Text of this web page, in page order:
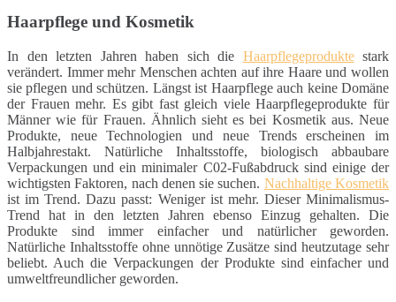
Haarpflege und Kosmetik
In den letzten Jahren haben sich die Haarpflegeproduktestark
verändert. Immer mehr Menschen achten auf ihre Haare und wollen
sie pflegen und schützen. Längst ist Haarpflege auch keine Domäne
der Frauen mehr. Es gibt fast gleich viele Haarpflegeprodukte für
Männer wie für Frauen. Ähnlich sieht es bei Kosmetik aus. Neue
Produkte, neue Technologien und neue Trends erscheinen im
Halbjahrestakt. Natürliche Inhaltsstoffe, biologisch abbaubare
Verpackungen und ein minimaler C02-Fußabdruck sind einige der
wichtigsten Faktoren, nach denen sie suchen. Nachhaltige Kosmetik
ist im Trend. Dazu passt: Weniger ist mehr. Dieser Minimalismus-
Trend hat in den letzten Jahren ebenso Einzug gehalten. Die
Produkte sind immer einfacher und natürlicher geworden.
Natürliche Inhaltsstoffe ohne unnötige Zusätze sind heutzutage sehr
beliebt. Auch die Verpackungen der Produkte sind einfacher und
umweltfreundlicher geworden.